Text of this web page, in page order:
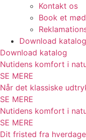
Kontakt os
Book et
Download katalog
Download katalog
Nutidens komfort i
SE MERE
Når det klassiske
SE MERE
Nutidens komfort i
SE MERE
Dit fristed fra